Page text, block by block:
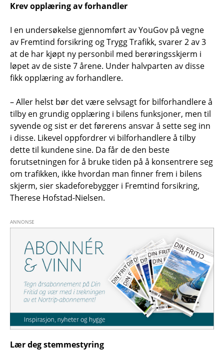
Krev opplæring av forhandler
I en undersøkelse gjennomført av YouGov på vegne
av Fremtind forsikring og Trygg Trafikk, svarer 2 av 3
at de har kjøpt ny personbil med berøringsskjerm i
løpet av de siste 7 årene. Under halvparten av disse
fikk opplæring av forhandlere.
– Aller helst bør det være selvsagt for bilforhandlere å
tilby en grundig opplæring i bilens funksjoner, men til
syvende og sist er det førerens ansvar å sette seg inn
i disse. Likevel oppfordrer vi bilforhandlere å tilby
dette til kundene sine. Da får de den beste
forutsetningen for å bruke tiden på å konsentrere seg
om trafikken, ikke hvordan man finner frem i bilens
skjerm, sier skadeforebygger i Fremtind forsikring,
Therese Hofstad-Nielsen.
Lær deg stemmestyring